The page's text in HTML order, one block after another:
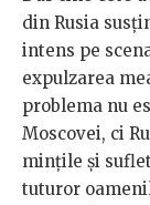
din Rusia
intens pe
expulzarea
problema nu
Moscovei, ci
mințile și
tuturor